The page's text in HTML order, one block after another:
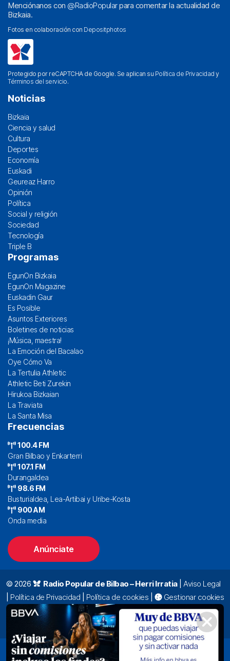
Menciónanos con @RadioPopularpara comentar la actualidad de
Bizkaia.
Fotos en colaboración con Depositphotos
Protegido por reCAPTCHA de Google. Se aplican su Política de Privacidad y
Términos del servicio.
Noticias
Bizkaia
Ciencia y salud
Cultura
Deportes
Economía
Euskadi
Geureaz Harro
Opinión
Política
Social y religión
Sociedad
Tecnología
Triple B
Programas
EgunOn Bizkaia
EgunOn Magazine
Euskadin Gaur
Es Posible
Asuntos Exteriores
Boletines de noticias
¡Música, maestra!
La Emoción del Bacalao
Oye Cómo Va
La Tertulia Athletic
Athletic Beti Zurekin
Hirukoa Bizkaian
La Traviata
La Santa Misa
Frecuencias
100.4 FM
Gran Bilbao y Enkarterri
107.1 FM
Durangaldea
98.6 FM
Busturialdea, Lea-Artibai y Uribe-Kosta
900 AM
Onda media
Anúnciate
© 2026 Radio Popular de Bilbao – Herri Irratia| Aviso Legal
Política de Privacidad Política de cookies
Gestionar cookies
Alda. Mazarredo, 47 – 7º 48009 Bilbao |
94 423 92 00|
oyentes@radiopopular.com